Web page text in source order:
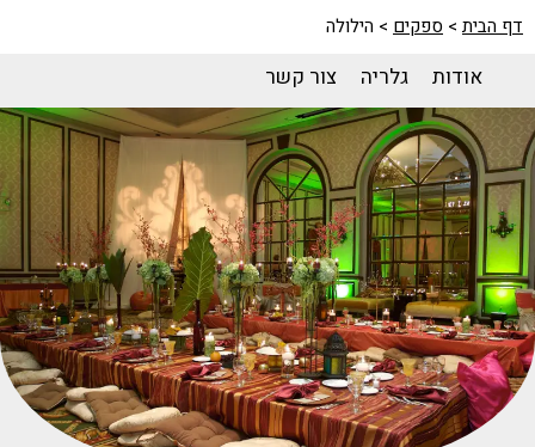
דף הבית > ספקים > הילולה
אודות גלריה צור קשר